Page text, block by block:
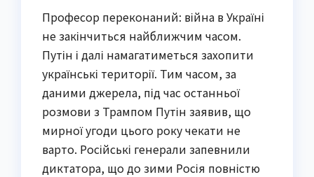
Професор переконаний: війна в Україні
не закінчиться найближчим часом.
Путін і далі намагатиметься захопити
українські території. Тим часом, за
даними джерела, під час останньої
розмови з Трампом Путін заявив, що
мирної угоди цього року чекати не
варто. Російські генерали запевнили
диктатора, що до зими Росія повністю